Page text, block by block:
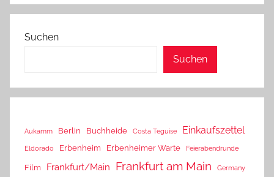
Suchen
Suchen
Aukamm Berlin Buchheide Costa Teguise Einkaufszettel
Eldorado Erbenheim Erbenheimer Warte Feierabendrunde
Film Frankfurt/Main Frankfurt am Main Germany